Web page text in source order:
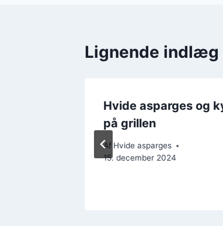
Lignende indlæg
Hvide asparges og
på grillen
Af Hvide asparges
15. december 2024